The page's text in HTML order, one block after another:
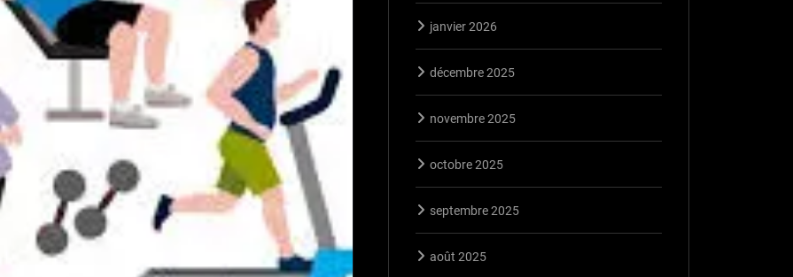
janvier 2026
décembre 2025
novembre 2025
octobre 2025
septembre 2025
août 2025